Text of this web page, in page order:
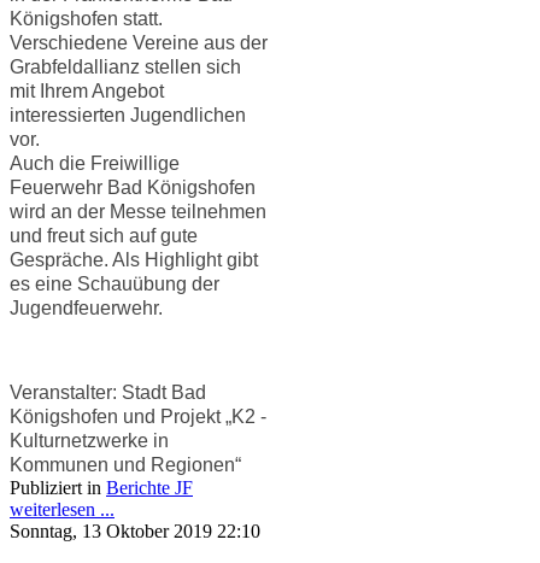
Königshofen statt.
Verschiedene Vereine aus der
Grabfeldallianz stellen sich
mit Ihrem Angebot
interessierten Jugendlichen
vor.
Auch die Freiwillige
Feuerwehr Bad Königshofen
wird an der Messe teilnehmen
und freut sich auf gute
Gespräche. Als Highlight gibt
es eine Schauübung der
Jugendfeuerwehr.
Veranstalter: Stadt Bad
Königshofen und Projekt „K2 -
Kulturnetzwerke in
Kommunen und Regionen“
Publiziert in Berichte JF
weiterlesen ...
Sonntag, 13 Oktober 2019 22:10